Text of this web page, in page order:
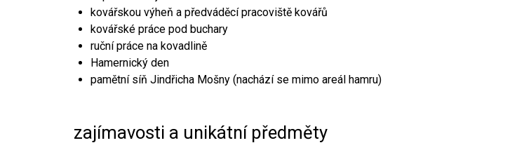
kovářskou výheň a předváděcí pracoviště kovářů
kovářské práce pod buchary
ruční práce na kovadlině
Hamernický den
pamětní síň Jindřicha Mošny (nachází se mimo areál hamru)
zajímavosti a unikátní předměty